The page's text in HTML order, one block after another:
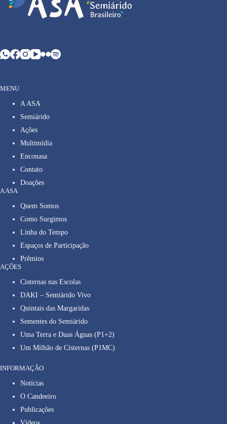
MENU
A ASA
Semiárido
Ações
Multimídia
Enconasa
Contato
Doações
A ASA
Quem Somos
Como Surgimos
Linha do Tempo
Espaços de Participação
Prêmios
AÇÕES
Cisternas nas Escolas
DAKI – Semiárido Vivo
Quintais das Margaridas
Sementes do Semiárido
Uma Terra e Duas Águas (P1+2)
Um Milhão de Cisternas (P1MC)
INFORMAÇÃO
Notícias
O Candeeiro
Publicações